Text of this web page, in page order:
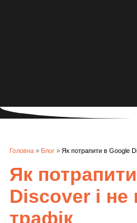
Головна » Блог » Як потрапити в Google
Як
Discover і не
трафік